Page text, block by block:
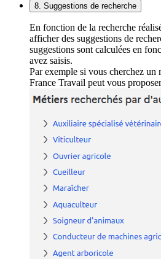
8. Suggestions de recherche
En fonction de la recherche
afficher des suggestions de
suggestions sont calculées en
avez saisis.
Par exemple si vous cherchez
France Travail peut vous